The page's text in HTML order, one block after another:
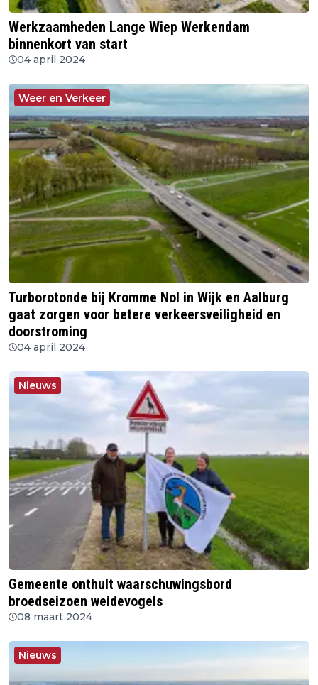
Werkzaamheden Lange Wiep Werkendam
binnenkort van start
04 april 2024
Weer en Verkeer
Turborotonde bij Kromme Nol in Wijk en Aalburg
gaat zorgen voor betere verkeersveiligheid en
doorstroming
04 april 2024
Nieuws
Gemeente onthult waarschuwingsbord
broedseizoen weidevogels
08 maart 2024
Nieuws